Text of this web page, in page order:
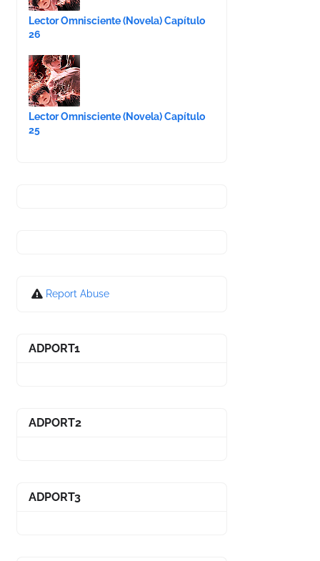
Lector Omnisciente (Novela) Capítulo
26
Lector Omnisciente (Novela) Capítulo
25
Report Abuse
ADPORT1
ADPORT2
ADPORT3